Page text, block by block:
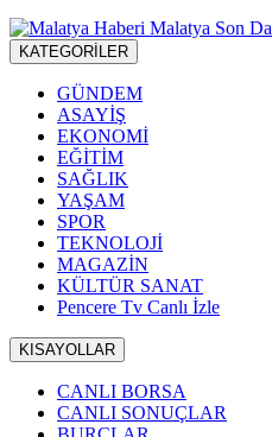
KATEGORİLER
GÜNDEM
ASAYİŞ
EKONOMİ
EĞİTİM
SAĞLIK
YAŞAM
SPOR
TEKNOLOJİ
MAGAZİN
KÜLTÜR SANAT
Pencere Tv Canlı İzle
KISAYOLLAR
CANLI BORSA
CANLI SONUÇLAR